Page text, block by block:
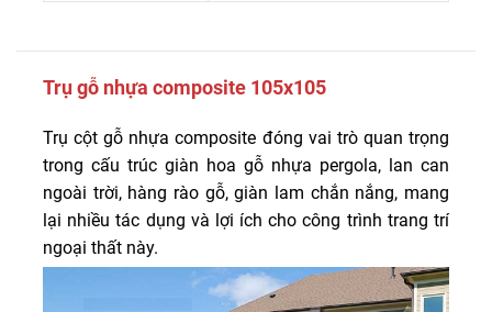
Trụ gỗ nhựa composite 105x105
Trụ cột gỗ nhựa composite đóng vai trò quan trọng
trong cấu trúc giàn hoa gỗ nhựa pergola, lan can
ngoài trời, hàng rào gỗ, giàn lam chắn nắng, mang
lại nhiều tác dụng và lợi ích cho công trình trang trí
ngoại thất này.